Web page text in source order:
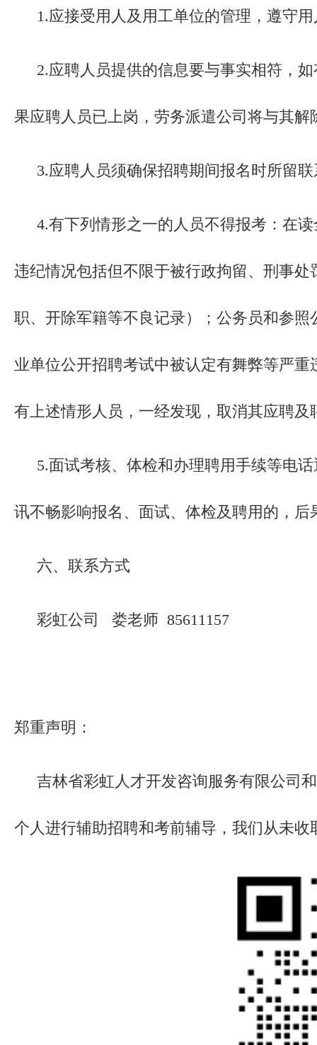
1.应接受用人及用工单位的管理，遵守
2.应聘人员提供的信息要与事实相符，
果应聘人员已上岗，劳务派遣公司将与其解
3.应聘人员须确保招聘期间报名时所留
4.有下列情形之一的人员不得报考：在
违纪情况包括但不限于被行政拘留、刑事
职、开除军籍等不良记录）；公务员和参
业单位公开招聘考试中被认定有舞弊等严
有上述情形人员，一经发现，取消其应聘及
5.面试考核、体检和办理聘用手续等电
讯不畅影响报名、面试、体检及聘用的，后
六、联系方式
彩虹公司 娄老师 85611157
郑重声明：
吉林省彩虹人才开发咨询服务有限公司
个人进行辅助招聘和考前辅导，我们从未